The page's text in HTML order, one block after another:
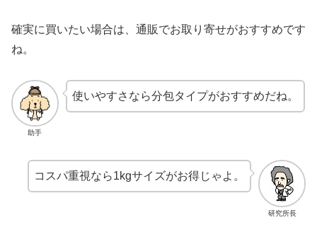
確実に買いたい場合は、通販でお取り寄せがおすすめです
ね。
助手
使いやすさなら分包タイプがおすすめだね。
研究所長
コスパ重視なら1kgサイズがお得じゃよ。